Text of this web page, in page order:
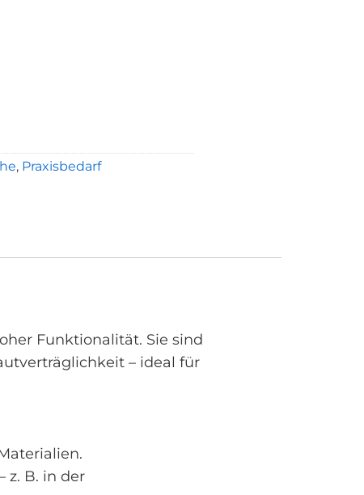
, Praxisbedarf
Funktionalität. Sie sind
– ideal für
z. B. in der